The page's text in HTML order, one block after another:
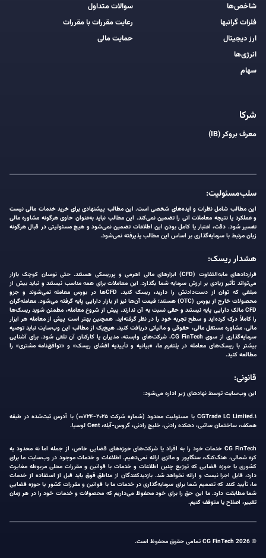
شاخص‌ها
فلزات گرانبها
ارز دیجیتال
انرژی‌ها
سهام
سوالات متداول
رعایت مقررات با مقررات
حمایت مالی
شرکا
معرف بروکر (IB)
سلب‌مسئولیت:
این مطالب شامل نظرات و ایده‌های شخصی است. این مطالب پیشنهادی برای خرید خدمات مالی نیست
و عملکرد یا نتیجه معاملات آتی را تضمین نمی‌کند. این مطالب نباید به‌عنوان حاوی هرگونه مشاوره مالی
تفسیر شود. دقت، اعتبار یا کامل بودن این اطلاعات تضمین نمی‌شود و هیچ مسئولیتی در قبال هرگونه
زیان مرتبط با سرمایه‌گذاری بر اساس این مطالب پذیرفته نمی‌شود.
هشدار ریسک:
قراردادهای مابه‌التفاوت (CFD) ابزارهای مالی اهرمی و پرریسکی هستند. حتی نوسان کوچک بازار
می‌تواند تأثیر زیادی بر ارزش سرمایه شما بگذارد. این معاملات برای همه مناسب نیستند و نباید بیش از
مبلغی که توان از دست‌دادنش را دارید، ریسک کنید. CFDها در بورس معامله نمی‌شوند و جزو
محصولات خارج از بورس (OTC) هستند؛ قیمت آن‌ها نیز از بازار دارایی پایه گرفته می‌شود. معامله‌گران
CFD مالک دارایی پایه نیستند و حقی نسبت به آن ندارند. پیش از شروع معامله، مطمئن شوید ریسک‌ها
را کاملاً درک کرده‌اید و سطح تجربه خود را در نظر گرفته‌اید. همچنین بهتر است پیش از معامله هر ابزار
مالی، مشاوره مستقل مالی، حقوقی و مالیاتی دریافت کنید. هیچ‌یک از مطالب این وب‌سایت نباید توصیه
سرمایه‌گذاری از سوی CG FinTech، شرکت‌های وابسته، مدیران یا کارکنان آن تلقی شود. برای آشنایی
بیشتر با ریسک‌های معامله در پلتفرم ما، «بیانیه و تأییدیه افشای ریسک» و «توافق‌نامه مشتری» را
مطالعه کنید.
قانونی:
این وب‌سایت توسط نهادهای زیر اداره می‌شود:
۱.CGTrade LC Limited با مسئولیت محدود (شماره شرکت ۲۰۲۵-۰۰۷۲۴) با آدرس ثبت‌شده در طبقه
همکف، ساختمان ساثبی، دهکده رادنی، خلیج رادنی، گروس-آیله، Cent لوسیا.
CG FinTech خدمات خود را به افراد یا شرکت‌های حوزه‌های قضایی خاص، از جمله اما نه محدود به
کره شمالی، هنگ‌کنگ، سنگاپور و مالزی ارائه نمی‌دهیم. اطلاعات و خدمات موجود در وب‌سایت ما برای
کشوری یا حوزه قضایی که توزیع چنین اطلاعات و خدمات با قوانین و مقررات محلی مربوطه مغایرت
دارد، قابل اجرا نیست و ارائه نخواهد شد. بازدیدکنندگان از مناطق فوق باید قبل از استفاده از خدمات
ما، تأیید کنند که تصمیم شما برای سرمایه‌گذاری در خدمات ما با قوانین و مقررات کشور یا حوزه قضایی
شما مطابقت دارد. ما این حق را برای خود محفوظ می‌داریم که محصولات و خدمات خود را در هر زمان
تغییر، اصلاح یا متوقف کنیم.
© 2026 CG FinTech تمامی حقوق محفوظ است.